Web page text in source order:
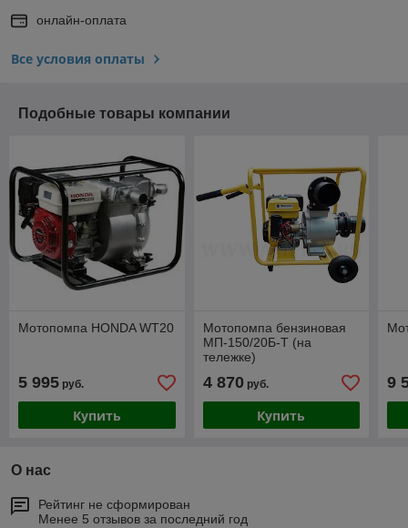
онлайн-оплата
Все условия оплаты
Подобные товары компании
Мотопомпа HONDA WT20
5 995 руб.
Купить
Мотопомпа бензиновая
МП-150/20Б-Т (на
тележке)
4 870руб.
Купить
9
О нас
Рейтинг не сформирован
Менее 5 отзывов за последний год